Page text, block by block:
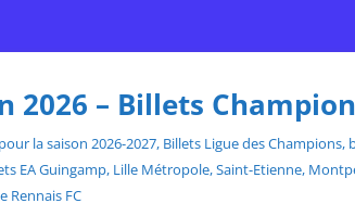
2026 – Billets
la saison 2026-2027, Billets Ligue des
EA Guingamp, Lille Métropole, Saint-Etienne,
Rennais FC